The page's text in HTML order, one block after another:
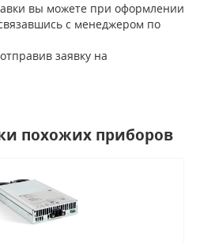
вы можете при оформлении
с менеджером по
заявку на
похожих приборов